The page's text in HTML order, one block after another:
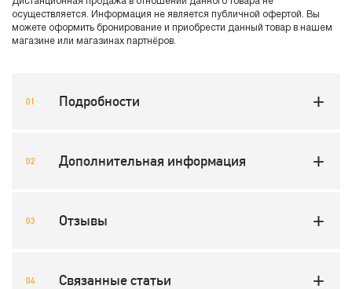
осуществляется. Информация не является публичной офертой. Вы
можете оформить бронирование и приобрести данный товар в нашем
магазине или магазинах партнёров.
Подробности
Дополнительная информация
Отзывы
Связанные статьи